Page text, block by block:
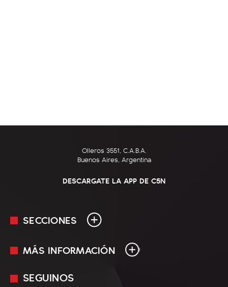
Olleros 3551, C.A.B.A.
Buenos Aires, Argentina
DESCARGATE LA APP DE C5N
SECCIONES
En Vivo
MÁS INFORMACIÓN
Mediakit
SEGUINOS